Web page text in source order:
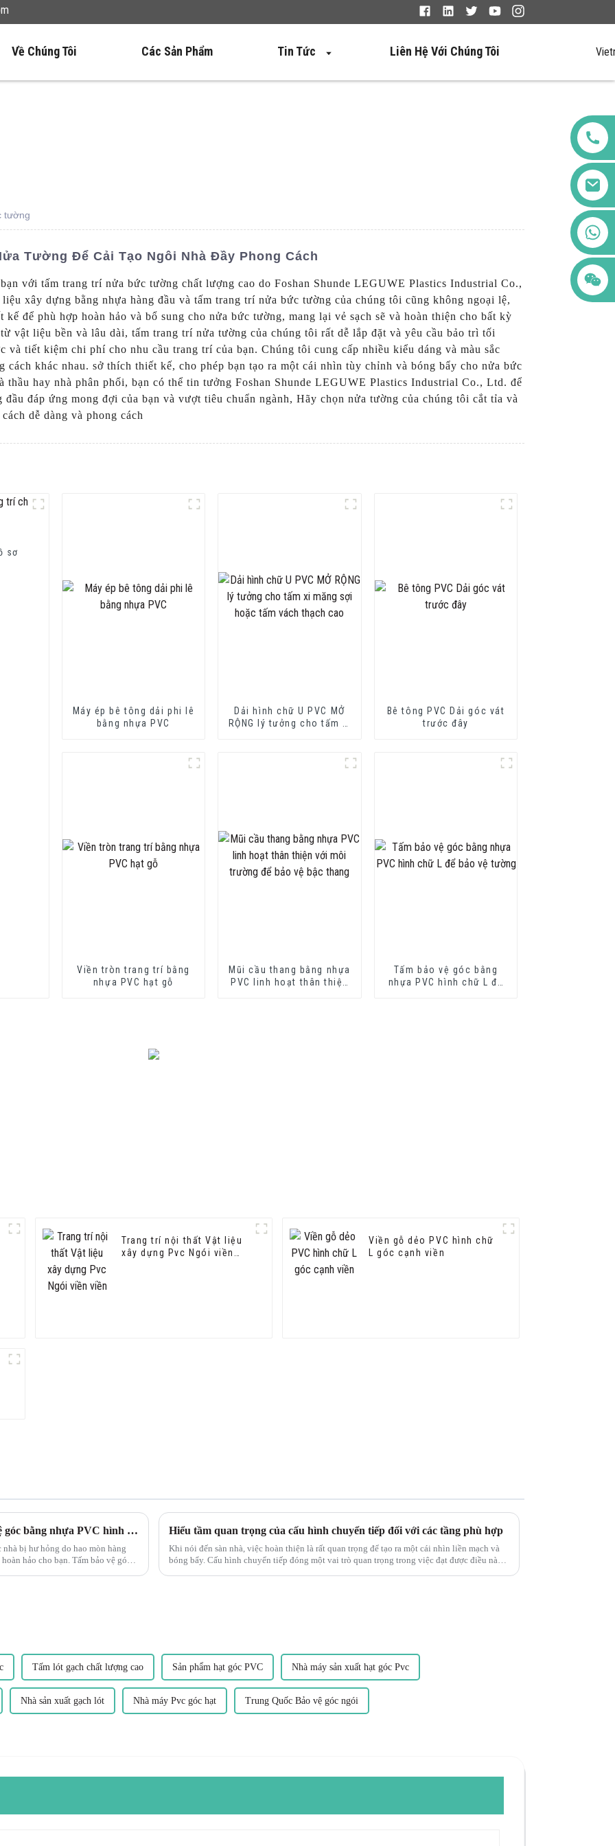
Về Chúng Tôi Các Sản Phẩm Tin Tức Liên Hệ Với Chúng Tôi
+86 123456789122
tường
Tường Để Cải Tạo Ngôi Nhà Đầy Phong Cách
với tấm trang trí nửa bức tường chất lượng cao do Foshan Shunde LEGUWE Plastics Industrial Co.,
xây dựng bằng nhựa hàng đầu và tấm trang trí nửa bức tường của chúng tôi cũng không ngoại lệ,
để phù hợp hoàn hảo và bổ sung cho nửa bức tường, mang lại vẻ sạch sẽ và hoàn thiện cho bất kỳ
vật liệu bền và lâu dài, tấm trang trí nửa tường của chúng tôi rất dễ lắp đặt và yêu cầu bảo trì tối
tiết kiệm chi phí cho nhu cầu trang trí của bạn. Chúng tôi cung cấp nhiều kiểu dáng và màu sắc
khác nhau. sở thích thiết kế, cho phép bạn tạo ra một cái nhìn tùy chỉnh và bóng bẩy cho nửa bức
thầu hay nhà phân phối, bạn có thể tin tưởng Foshan Shunde LEGUWE Plastics Industrial Co., Ltd. để
đáp ứng mong đợi của bạn và vượt tiêu chuẩn ngành, Hãy chọn nửa tường của chúng tôi cắt tỉa và
dễ dàng và phong cách
sơ
Máy ép bê tông dải phi lê
bằng nhựa PVC
Dải hình chữ U PVC MỞ
RỘNG lý tưởng cho tấm xi
Bê tông PVC Dải góc vát
trước đây
Viền tròn trang trí bằng
nhựa PVC hạt gỗ
Mũi cầu thang bằng nhựa
PVC linh hoạt thân thiện
Tấm bảo vệ góc bằng
nhựa PVC hình chữ L để
Trang trí nội thất Vật liệu
xây dựng Pvc Ngói viền
Viền gỗ dẻo PVC hình chữ
L góc cạnh viền
Bảo vệ bức tường của bạn với miếng bảo vệ góc bằng nhựa PVC hình chữ L Leguwe
bị hư hỏng do hao mòn hàng
hảo cho bạn. Tấm bảo vệ góc
Hiểu tầm quan trọng của cấu hình chuyển tiếp đối với các tầng phù hợp
Khi nói đến sàn nhà, việc hoàn thiện là rất quan trọng để tạo ra một cái nhìn liền mạch và
bóng bẩy. Cấu hình chuyển tiếp đóng một vai trò quan trọng trong việc đạt được điều này,
Tấm lót gạch chất lượng cao Sản phẩm hạt góc PVC Nhà máy sản xuất hạt góc Pvc
Nhà sản xuất gạch lót Nhà máy Pvc góc hạt Trung Quốc Bảo vệ góc ngói